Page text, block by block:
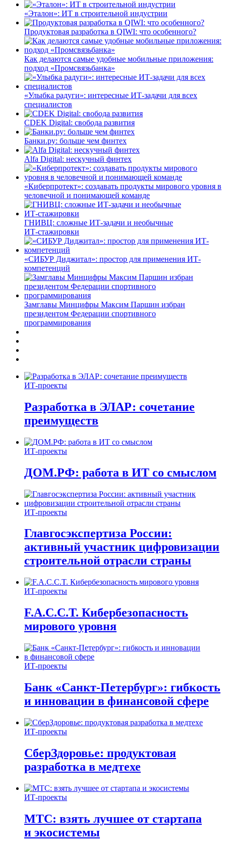
«Эталон»: ИТ в строительной индустрии
Продуктовая разработка в QIWI: что особенного?
Как делаются самые удобные мобильные приложения:
подход «Промсвязьбанка»
«Улыбка радуги»: интересные ИТ-задачи для всех
специалистов
CDEK Digital: свобода развития
Банки.ру: больше чем финтех
Alfa Digital: нескучный финтех
«Киберпротект»: создавать продукты мирового уровня в
человечной и понимающей команде
ГНИВЦ: сложные ИТ‑задачи и необычные
ИТ‑стажировки
«СИБУР Диджитал»: простор для применения ИТ-
компетенций
Замглавы Минцифры Максим Паршин избран
президентом Федерации спортивного
программирования
ИТ-проекты
Разработка в ЭЛАР: сочетание
преимуществ
ИТ-проекты
ДОМ.РФ: работа в ИТ со смыслом
ИТ-проекты
Главгосэкспертиза России:
активный участник цифровизации
строительной отрасли страны
ИТ-проекты
F.A.C.C.T. Кибербезопасность
мирового уровня
ИТ-проекты
Банк «Санкт-Петербург»: гибкость
и инновации в финансовой сфере
ИТ-проекты
СберЗдоровье: продуктовая
разработка в медтехе
ИТ-проекты
МТС: взять лучшее от стартапа
и экосистемы